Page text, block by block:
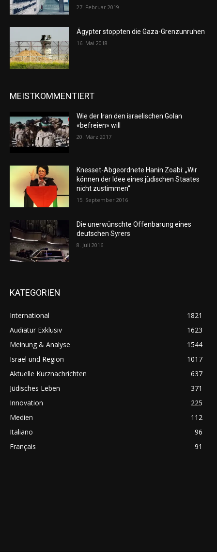
27. Februar 2019
Ägypter stoppten die Gaza-Grenzunruhen
16. Mai 2018
MEISTKOMMENTIERT
Wie der Iran den israelischen Golan
«befreien» will
20. März 2017
Knesset-Abgeordnete Hanin Zoabi: „Wir
können der Idee eines jüdischen Staates
nicht zustimmen“
15. September 2016
Die unerwünschte Offenbarung eines
deutschen Syrers
8. Juli 2016
KATEGORIEN
International
1821
Audiatur Exklusiv
1623
Meinung & Analyse
1544
Israel und Region
1017
Aktuelle Kurznachrichten
637
Jüdisches Leben
371
Innovation
225
Medien
112
Italiano
96
Français
91